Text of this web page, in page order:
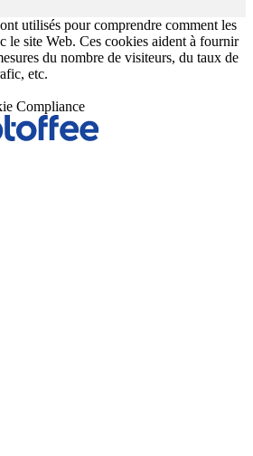
utilisés pour comprendre comment les
le site Web. Ces cookies aident à fournir
du nombre de visiteurs, du taux de
etc.
Compliance